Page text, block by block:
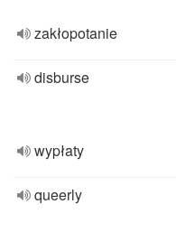
zakłopotanie
disburse
wypłaty
queerly